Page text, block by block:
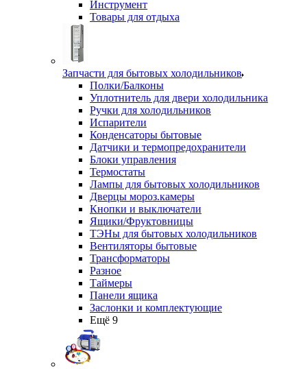
Инструмент
Товары для отдыха
Запчасти для бытовых холодильников
Полки/Балконы
Уплотнитель для двери холодильника
Ручки для холодильников
Испарители
Конденсаторы бытовые
Датчики и термопредохранители
Блоки управления
Термостаты
Лампы для бытовых холодильников
Дверцы мороз.камеры
Кнопки и выключатели
Ящики/Фруктовницы
ТЭНы для бытовых холодильников
Вентиляторы бытовые
Трансформаторы
Разное
Таймеры
Панели ящика
Заслонки и комплектующие
Ещё 9